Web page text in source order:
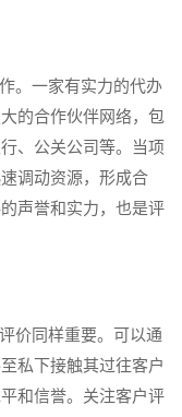
。一家有实力的代办
的合作伙伴网络，包
、公关公司等。当项
调动资源，形成合
声誉和实力，也是评
价同样重要。可以通
私下接触其过往客户
和信誉。关注客户评